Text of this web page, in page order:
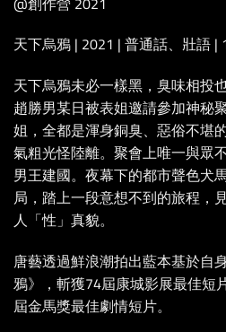
天下烏鴉 | 2021 | 普通話、壯語 |
天下烏鴉未必一樣黑，臭味相投
趙勝男某日被表姐邀請參加神秘
姐，全都是渾身銅臭、惡俗不堪
氣粗光怪陸離。聚會上唯一與眾
男王建國。夜幕下的都市聲色犬
局，踏上一段意想不到的旅程，
人「性」真貌。
唐藝透過鮮浪潮拍出藍本基於自
鴉》，斬獲74屆康城影展最佳短
屆金馬獎最佳劇情短片。